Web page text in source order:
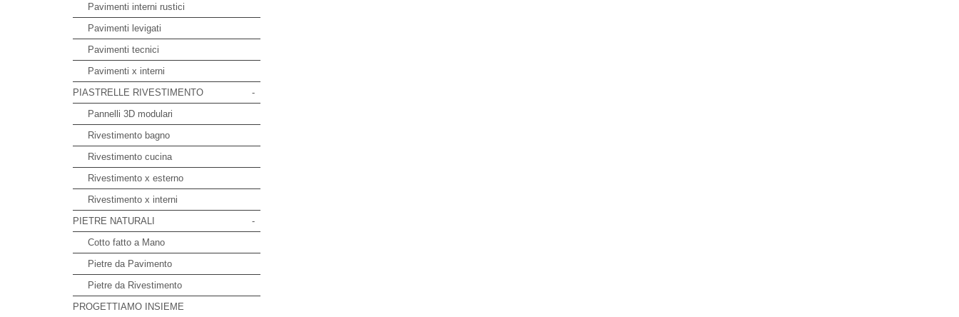
Pavimenti interni rustici
Pavimenti levigati
Pavimenti tecnici
Pavimenti x interni
-
PIASTRELLE RIVESTIMENTO
Pannelli 3D modulari
Rivestimento bagno
Rivestimento cucina
Rivestimento x esterno
Rivestimento x interni
-
PIETRE NATURALI
Cotto fatto a Mano
Pietre da Pavimento
Pietre da Rivestimento
PROGETTIAMO INSIEME